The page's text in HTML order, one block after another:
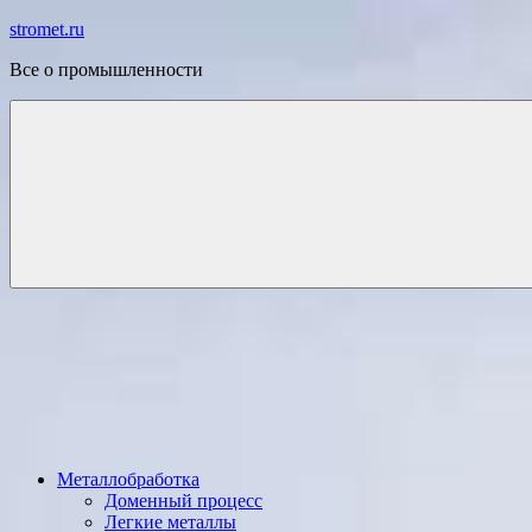
Перейти
содержимому
stromet.ru
Все о промышленности
Металлобработка
Доменный процесс
Легкие металлы